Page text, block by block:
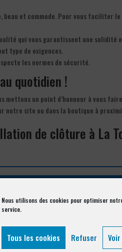
Nous utilisons des cookies pour optimiser
service.
Tous les cookies Refuser
et commode. Pour vous faciliter
qui vous garantissent une solidité
type de exigences.
les normes de sécurité.
quotidien !
mettons un point d’honneur à vous
site ou dans la boutique à
de clôture à La
Appelez-
04 93 74